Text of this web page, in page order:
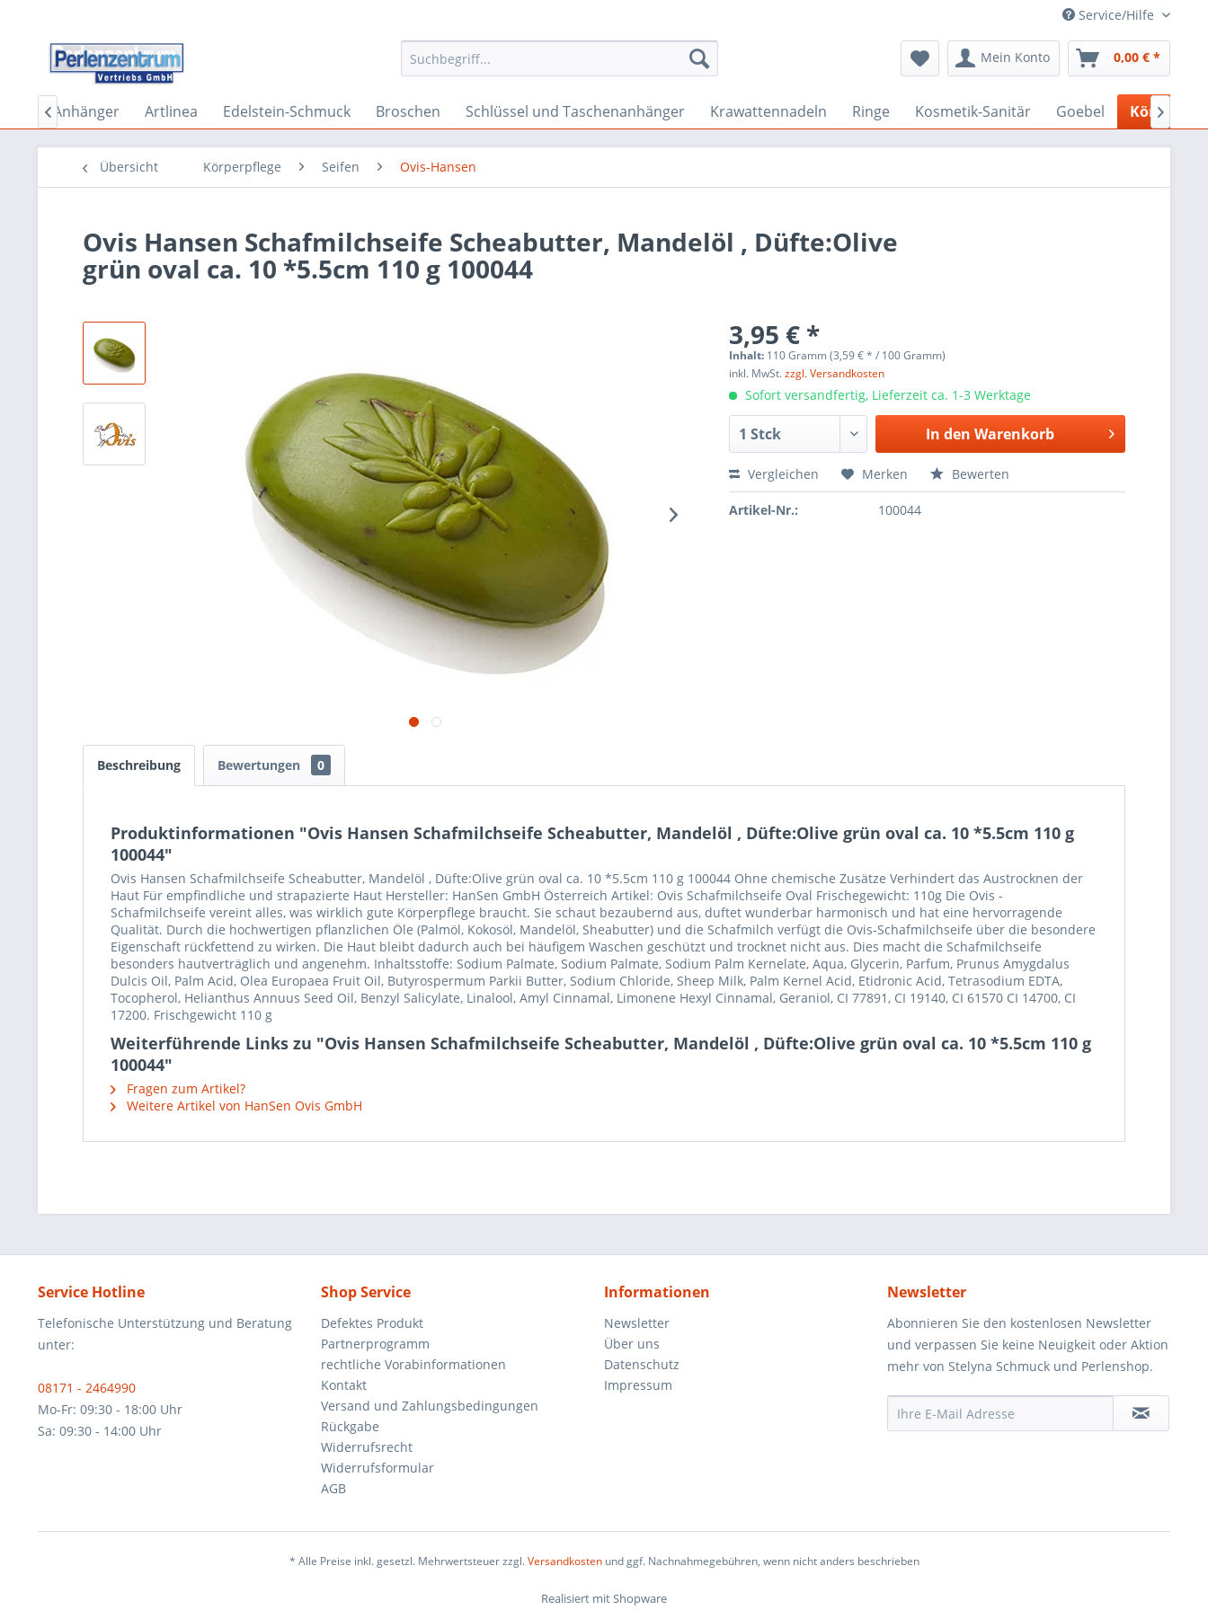
Service/Hilfe
Mein Konto 0,00 € *
Anhänger Artlinea Edelstein-Schmuck Broschen Schlüssel und Taschenanhänger Krawattennadeln Ringe Kosmetik-Sanitär Goebel
 
Übersicht Körperpflege Seifen Ovis-Hansen
Ovis Hansen Schafmilchseife Scheabutter, Mandelöl , Düfte:Olive
grün oval ca. 10 *5.5cm 110 g 100044
3,95 € *
Inhalt: 110 Gramm (3,59 € * / 100 Gramm)
inkl. MwSt.zzgl. Versandkosten
Sofort versandfertig, Lieferzeit ca. 1-3 Werktage
In den Warenkorb
Vergleichen Merken Bewerten
Artikel-Nr.: 100044
Beschreibung Bewertungen 0
Produktinformationen "Ovis Hansen Schafmilchseife Scheabutter, Mandelöl , Düfte:Olive grün oval ca. 10 *5.5cm 110 g
100044"
Ovis Hansen Schafmilchseife Scheabutter, Mandelöl , Düfte:Olive grün oval ca. 10 *5.5cm 110 g 100044 Ohne chemische Zusätze Verhindert das Austrocknen der
Haut Für empfindliche und strapazierte Haut Hersteller: HanSen GmbH Österreich Artikel: Ovis Schafmilchseife Oval Frischegewicht: 110g Die Ovis -
Schafmilchseife vereint alles, was wirklich gute Körperpflege braucht. Sie schaut bezaubernd aus, duftet wunderbar harmonisch und hat eine hervorragende
Qualität. Durch die hochwertigen pflanzlichen Öle (Palmöl, Kokosöl, Mandelöl, Sheabutter) und die Schafmilch verfügt die Ovis-Schafmilchseife über die besondere
Eigenschaft rückfettend zu wirken. Die Haut bleibt dadurch auch bei häufigem Waschen geschützt und trocknet nicht aus. Dies macht die Schafmilchseife
besonders hautverträglich und angenehm. Inhaltsstoffe: Sodium Palmate, Sodium Palmate, Sodium Palm Kernelate, Aqua, Glycerin, Parfum, Prunus Amygdalus
Dulcis Oil, Palm Acid, Olea Europaea Fruit Oil, Butyrospermum Parkii Butter, Sodium Chloride, Sheep Milk, Palm Kernel Acid, Etidronic Acid, Tetrasodium EDTA,
Tocopherol, Helianthus Annuus Seed Oil, Benzyl Salicylate, Linalool, Amyl Cinnamal, Limonene Hexyl Cinnamal, Geraniol, CI 77891, CI 19140, CI 61570 CI 14700, CI
17200. Frischgewicht 110 g
Weiterführende Links zu "Ovis Hansen Schafmilchseife Scheabutter, Mandelöl , Düfte:Olive grün oval ca. 10 *5.5cm 110 g
100044"
Fragen zum Artikel?
Weitere Artikel von HanSen Ovis GmbH
Service Hotline
Telefonische Unterstützung und Beratung
unter:
08171 - 2464990
Mo-Fr: 09:30 - 18:00 Uhr
Sa: 09:30 - 14:00 Uhr
Shop Service
Defektes Produkt
Partnerprogramm
rechtliche Vorabinformationen
Kontakt
Versand und Zahlungsbedingungen
Rückgabe
Widerrufsrecht
Widerrufsformular
AGB
Informationen
Newsletter
Über uns
Datenschutz
Impressum
Newsletter
Abonnieren Sie den kostenlosen Newsletter
und verpassen Sie keine Neuigkeit oder Aktion
mehr von Stelyna Schmuck und Perlenshop.
* Alle Preise inkl. gesetzl. Mehrwertsteuer zzgl.Versandkostenund ggf. Nachnahmegebühren, wenn nicht anders beschrieben
Realisiert mit Shopware